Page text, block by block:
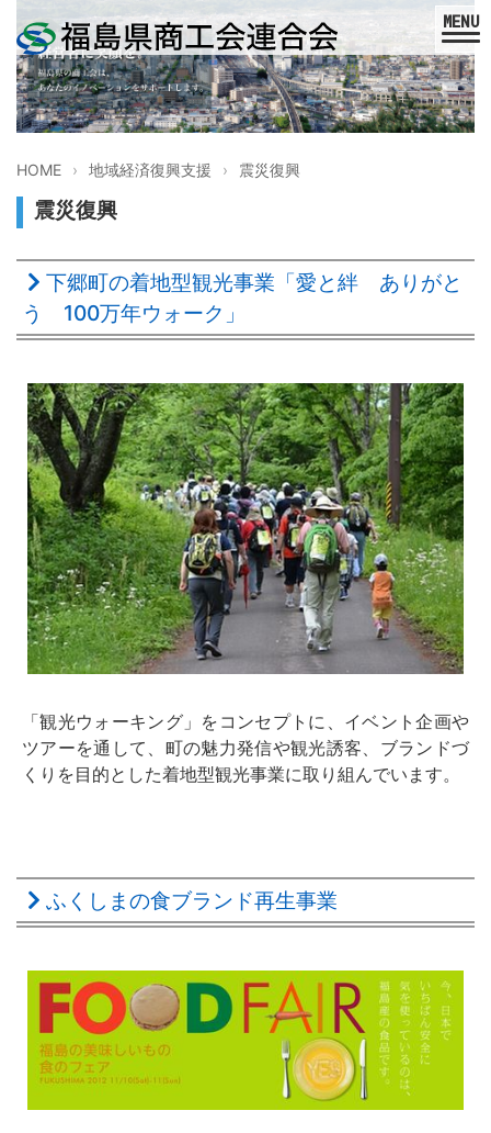
HOME 地域経済復興支援 震災復興
震災復興
下郷町の着地型観光事業「愛と絆 ありがと
う 100万年ウォーク」
「観光ウォーキング」をコンセプトに、イベント企画や
ツアーを通して、町の魅力発信や観光誘客、ブランドづ
くりを目的とした着地型観光事業に取り組んでいます。
ふくしまの食ブランド再生事業